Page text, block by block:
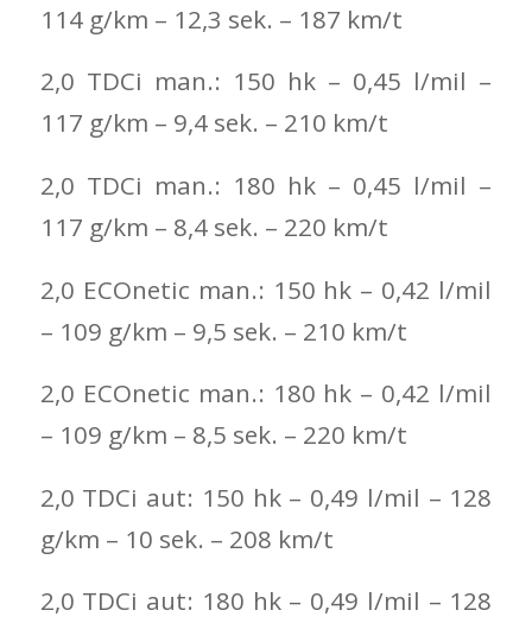
114 g/km – 12,3 sek. – 187 km/t
2,0 TDCi man.: 150 hk – 0,45 l/mil –
117 g/km – 9,4 sek. – 210 km/t
2,0 TDCi man.: 180 hk – 0,45 l/mil –
117 g/km – 8,4 sek. – 220 km/t
2,0 ECOnetic man.: 150 hk – 0,42 l/mil
– 109 g/km – 9,5 sek. – 210 km/t
2,0 ECOnetic man.: 180 hk – 0,42 l/mil
– 109 g/km – 8,5 sek. – 220 km/t
2,0 TDCi aut: 150 hk – 0,49 l/mil – 128
g/km – 10 sek. – 208 km/t
2,0 TDCi aut: 180 hk – 0,49 l/mil – 128